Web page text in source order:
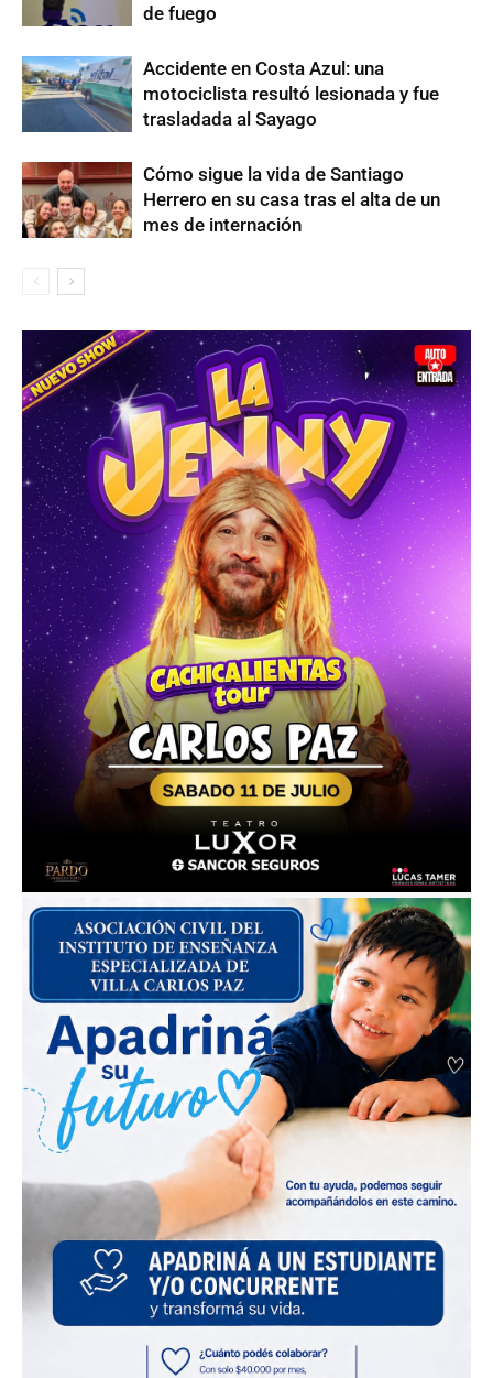
de fuego
Accidente en Costa Azul: una
motociclista resultó lesionada y fue
trasladada al Sayago
Cómo sigue la vida de Santiago
Herrero en su casa tras el alta de un
mes de internación